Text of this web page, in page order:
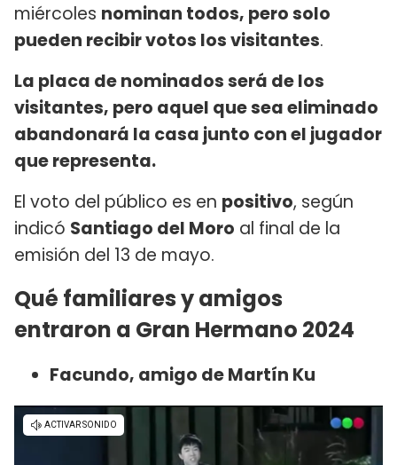
miércoles nominan todos, pero solo
pueden recibir votos los visitantes.
La placa de nominados será de los
visitantes, pero aquel que sea eliminado
abandonará la casa junto con el jugador
que representa.
El voto del público es en positivo, según
indicó Santiago del Moro al final de la
emisión del 13 de mayo.
Qué familiares y amigos
entraron a Gran Hermano 2024
Facundo, amigo de Martín Ku